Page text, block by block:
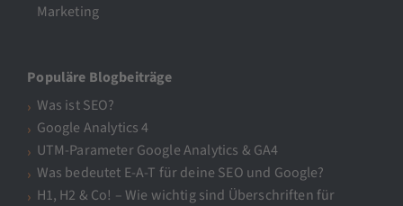
Marketing
Populäre Blogbeiträge
Was ist SEO?
Google Analytics 4
UTM-Parameter Google Analytics & GA4
Was bedeutet E-A-T für deine SEO und Google?
H1, H2 & Co! – Wie wichtig sind Überschriften für